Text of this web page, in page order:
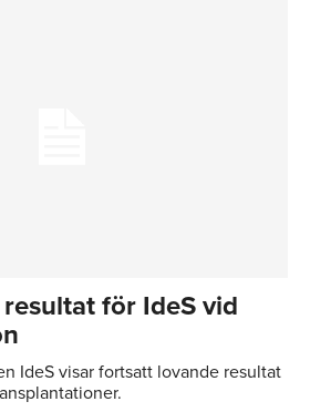
för IdeS vid
IdeS visar fortsatt lovande resultat